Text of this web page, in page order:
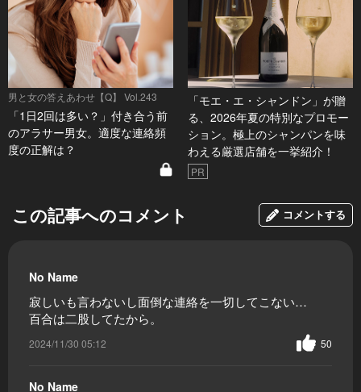
男と女の答えあわせ【Q】 Vol.243
「1日2回は多い？」付き合う前
のアラサー男女。適度な連絡頻
度の正解は？
「モエ・エ・シャンドン」が贈
る、2026年夏の特別なプロモー
ション。極上のシャンパンを味
わえる厳選店舗を一挙紹介！
PR
この記事へのコメント コメントする
No Name
寂しいも言わないし面倒な連絡を一切してこない…
百合は二股してたから。
2024/11/30 05:12 50
No Name